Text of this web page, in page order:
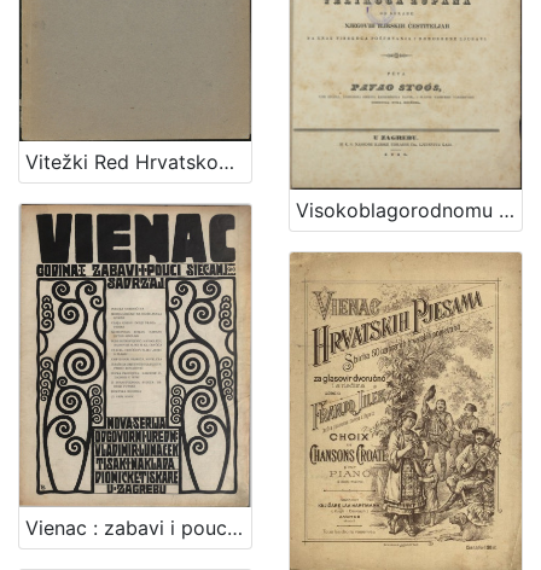
Vitežki Red Hrvatskoga Zmaja
Visokoblagorodnomu i presvetlomu ... Nikoli Zdenčaju od Zahromić grada, slavne varmedije Zagrebske velikomu županu, ... : prigodom uzvišenja na čast velikoga župana od strane njegovih ilirskih čestiteljah na znak visokoga poštovanja i domorodne ljubavi / pěva Pavao Stoos, ...
Vienac : zabavi i pouci : nova serija / odgovorni urednik Vladimir Lunaček